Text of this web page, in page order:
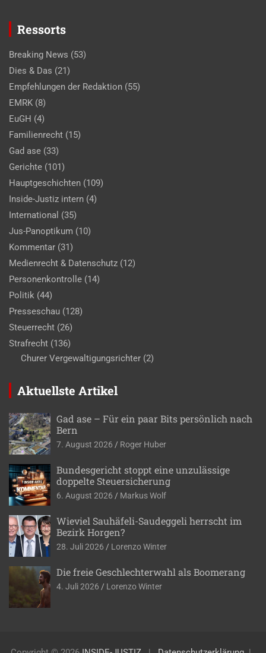
Ressorts
Breaking News (53)
Dies & Das (21)
Empfehlungen der Redaktion (55)
EMRK (8)
EuGH (4)
Familienrecht (15)
Gad ase (33)
Gerichte (101)
Hauptgeschichten (109)
Inside-Justiz intern (4)
International (35)
Jus-Panoptikum (10)
Kommentar (31)
Medienrecht & Datenschutz (12)
Personenkontrolle (14)
Politik (44)
Presseschau (128)
Steuerrecht (26)
Strafrecht (136)
Churer Vergewaltigungsrichter (2)
Aktuellste Artikel
Gad ase – Für ein paar Bits persönlich nach
Bern
7. August 2026 Roger Huber
Bundesgericht stoppt eine unzulässige
doppelte Steuersicherung
6. August 2026 Markus Wolf
Wieviel Sauhäfeli-Saudeggeli herrscht im
Bezirk Horgen?
28. Juli 2026 Lorenzo Winter
Die freie Geschlechterwahl als Boomerang
4. Juli 2026 Lorenzo Winter